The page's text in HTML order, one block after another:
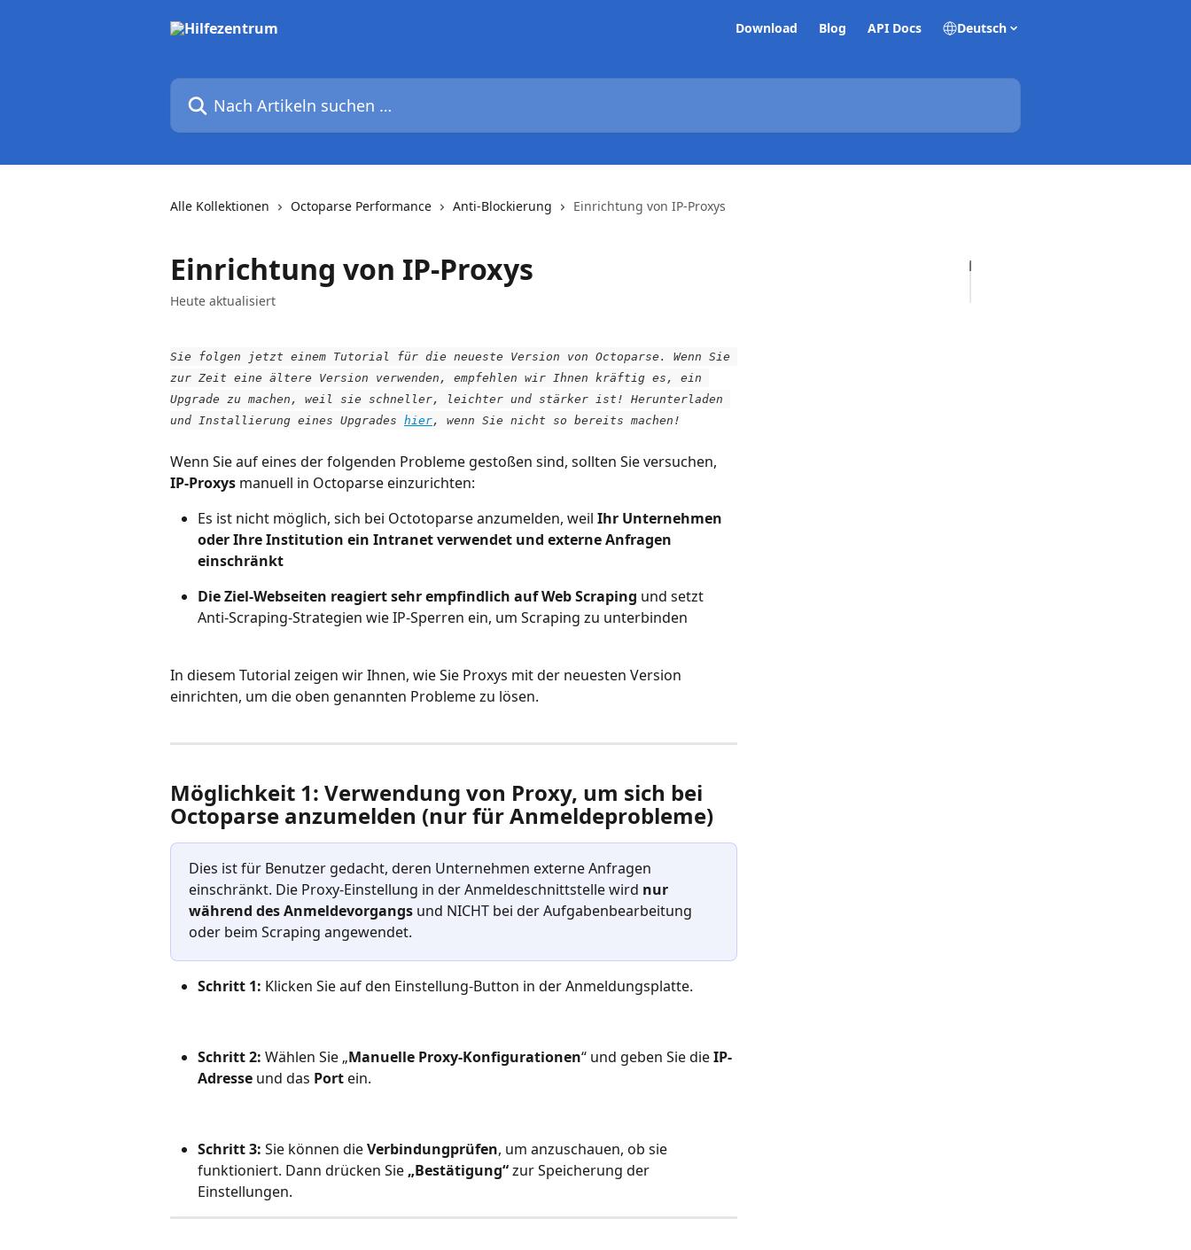
Download Blog API Docs Deutsch
Nach Artikeln suchen …
Alle Kollektionen Octoparse Performance Anti-Blockierung Einrichtung von IP-Proxys
Einrichtung von IP-Proxys
Heute aktualisiert
Sie folgen jetzt einem Tutorial für die neueste Version von Octoparse. Wenn Sie
zur Zeit eine ältere Version verwenden, empfehlen wir Ihnen kräftig es, ein
Upgrade zu machen, weil sie schneller, leichter und stärker ist! Herunterladen
und Installierung eines Upgrades hier, wenn Sie nicht so bereits machen!
Wenn Sie auf eines der folgenden Probleme gestoßen sind, sollten Sie versuchen,
IP-Proxys manuell in Octoparse einzurichten:
Es ist nicht möglich, sich bei Octotoparse anzumelden, weil Ihr Unternehmen
oder Ihre Institution ein Intranet verwendet und externe Anfragen
einschränkt
Die Ziel-Webseiten reagiert sehr empfindlich auf Web Scraping und setzt
Anti-Scraping-Strategien wie IP-Sperren ein, um Scraping zu unterbinden
In diesem Tutorial zeigen wir Ihnen, wie Sie Proxys mit der neuesten Version
einrichten, um die oben genannten Probleme zu lösen.
Möglichkeit 1: Verwendung von Proxy, um sich bei
Octoparse anzumelden (nur für Anmeldeprobleme)
Dies ist für Benutzer gedacht, deren Unternehmen externe Anfragen
einschränkt. Die Proxy-Einstellung in der Anmeldeschnittstelle wird nur
während des Anmeldevorgangs und NICHT bei der Aufgabenbearbeitung
oder beim Scraping angewendet.
Schritt 1: Klicken Sie auf den Einstellung-Button in der Anmeldungsplatte.
Schritt 2: Wählen Sie „Manuelle Proxy-Konfigurationen“ und geben Sie die IP-
Adresse und das Port ein.
Schritt 3: Sie können die Verbindungprüfen, um anzuschauen, ob sie
funktioniert. Dann drücken Sie „Bestätigung“ zur Speicherung der
Einstellungen.